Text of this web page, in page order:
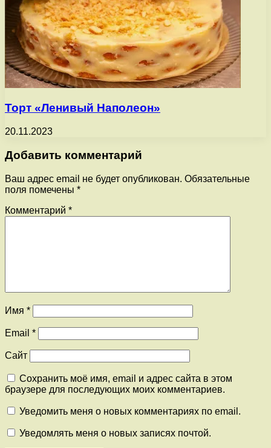
Торт «Ленивый Наполеон»
20.11.2023
Добавить комментарий
Ваш адрес email не будет опубликован. Обязательные
поля помечены *
Комментарий *
Имя *
Email *
Сайт
Сохранить моё имя, email и адрес сайта в этом
браузере для последующих моих комментариев.
Уведомить меня о новых комментариях по email.
Уведомлять меня о новых записях почтой.